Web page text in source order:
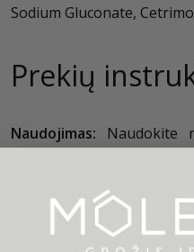
Sodium Gluconate,
Prekių
Naudojimas: Naudokite
Nenuplaukite. Naudokite
„Jorgobé White Tea